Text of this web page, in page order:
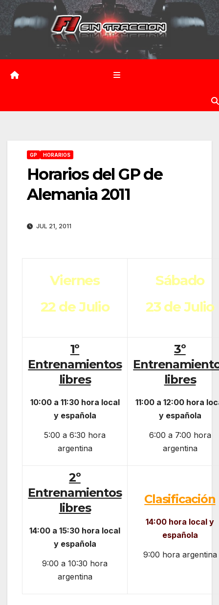
Saltar
contenido
GP HORARIOS
Horarios del GP de
Alemania 2011
JUL 21, 2011
Viernes
22 de Julio
Sábado
23 de Julio
1º
Entrenamientos
libres
10:00a 11:30hora local
y española
5:00 a 6:30 hora
argentina
3º
libres
11:00a 12:00 hora
y española
6:00 a 7:00 hora
argentina
2º
Entrenamientos
libres
14:00 a 15:30 hora local
y española
9:00 a 10:30 hora
argentina
Clasificación
14:00 hora local y
española
9:00 hora argentina